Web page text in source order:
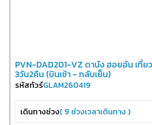
PVN-DAD201-VZ ดานัง ฮอยอัน เที่ย
3วัน2คืน (บินเช้า - กลับเย็น)
รหัสทัวร์GLAM260419
เดินทางช่วง( 9ช่วงเวลาเดินทาง )